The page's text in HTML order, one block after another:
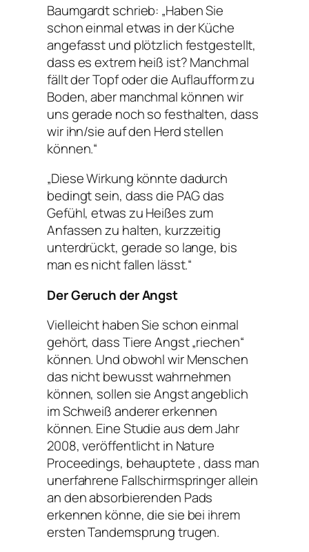
Baumgardt schrieb: „Haben Sie
schon einmal etwas in der Küche
angefasst und plötzlich festgestellt,
dass es extrem heiß ist? Manchmal
fällt der Topf oder die Auflaufform zu
Boden, aber manchmal können wir
uns gerade noch so festhalten, dass
wir ihn/sie auf den Herd stellen
können.“
„Diese Wirkung könnte dadurch
bedingt sein, dass die PAG das
Gefühl, etwas zu Heißes zum
Anfassen zu halten, kurzzeitig
unterdrückt, gerade so lange, bis
man es nicht fallen lässt.“
Der Geruch der Angst
Vielleicht haben Sie schon einmal
gehört, dass Tiere Angst „riechen“
können. Und obwohl wir Menschen
das nicht bewusst wahrnehmen
können, sollen sie Angst angeblich
im Schweiß anderer erkennen
können. Eine Studie aus dem Jahr
2008, veröffentlicht in Nature
Proceedings, behauptete , dass man
unerfahrene Fallschirmspringer allein
an den absorbierenden Pads
erkennen könne, die sie bei ihrem
ersten Tandemsprung trugen.